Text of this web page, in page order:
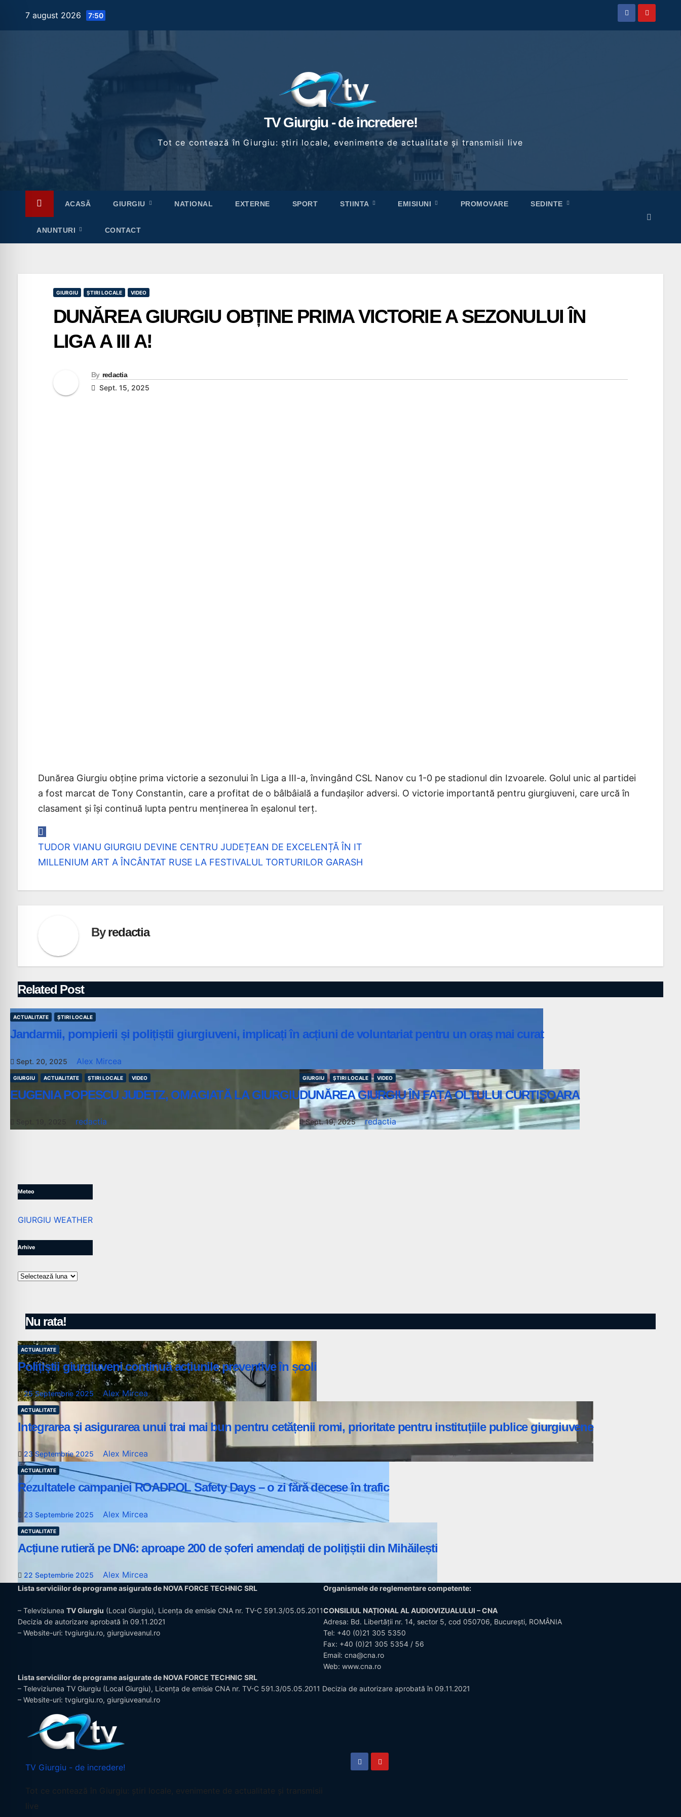
7 august 2026 7:50
TV Giurgiu - de incredere!
Tot ce contează în Giurgiu: știri locale, evenimente de actualitate și transmisii live
ACASĂ GIURGIU NATIONAL EXTERNE SPORT STIINTA EMISIUNI PROMOVARE SEDINTE
ANUNTURI CONTACT
GIURGIU ȘTIRI LOCALE VIDEO
DUNĂREA GIURGIU OBȚINE PRIMA VICTORIE A SEZONULUI ÎN
LIGA A III A!
By redactia
Sept. 15, 2025
Dunărea Giurgiu obține prima victorie a sezonului în Liga a III-a, învingând CSL Nanov cu 1-0 pe stadionul din Izvoarele. Golul unic al partidei
a fost marcat de Tony Constantin, care a profitat de o bâlbâială a fundașilor adversi. O victorie importantă pentru giurgiuveni, care urcă în
clasament și își continuă lupta pentru menținerea în eșalonul terț.
Navigare
articole
TUDOR VIANU GIURGIU DEVINE CENTRU JUDEȚEAN DE EXCELENȚĂ ÎN IT
MILLENIUM ART A ÎNCÂNTAT RUSE LA FESTIVALUL TORTURILOR GARASH
Byredactia
Related Post
ACTUALITATE ȘTIRI LOCALE
Jandarmii, pompierii și polițiștii giurgiuveni, implicați în acțiuni de voluntariat pentru un oraș mai curat
Sept. 20, 2025 Alex Mircea
GIURGIU ACTUALITATE ȘTIRI LOCALE VIDEO
EUGENIA POPESCU JUDETZ, OMAGIATĂ LA GIURGIU
Sept. 19, 2025 redactia
GIURGIU ȘTIRI LOCALE VIDEO
DUNĂREA GIURGIU ÎN FAȚA OLTULUI CURTIȘOARA
Sept. 19, 2025 redactia
Meteo
GIURGIU WEATHER
Arhive
Arhive
Nu rata!
ACTUALITATE
Polițiștii giurgiuveni continuă acțiunile preventive în școli
25 Septembrie 2025 Alex Mircea
ACTUALITATE
Integrarea și asigurarea unui trai mai bun pentru cetățenii romi, prioritate pentru instituțiile publice giurgiuvene
23 Septembrie 2025 Alex Mircea
ACTUALITATE
Rezultatele campaniei ROADPOL Safety Days – o zi fără decese în trafic
23 Septembrie 2025 Alex Mircea
ACTUALITATE
Acțiune rutieră pe DN6: aproape 200 de șoferi amendați de polițiștii din Mihăilești
22 Septembrie 2025 Alex Mircea
Lista serviciilor de programe asigurate de NOVA FORCE TECHNIC SRL
– Televiziunea TV Giurgiu (Local Giurgiu), Licența de emisie CNA nr. TV-C 591.3/05.05.2011
Decizia de autorizare aprobată în 09.11.2021
– Website-uri: tvgiurgiu.ro, giurgiuveanul.ro
Organismele de reglementare competente:
CONSILIUL NAȚIONAL AL AUDIOVIZUALULUI – CNA
Adresa: Bd. Libertății nr. 14, sector 5, cod 050706, București, ROMÂNIA
Tel: +40 (0)21 305 5350
Fax: +40 (0)21 305 5354 / 56
Email: cna@cna.ro
Web: www.cna.ro
Lista serviciilor de programe asigurate de NOVA FORCE TECHNIC SRL
– Televiziunea TV Giurgiu (Local Giurgiu), Licența de emisie CNA nr. TV-C 591.3/05.05.2011 Decizia de autorizare aprobată în 09.11.2021
– Website-uri: tvgiurgiu.ro, giurgiuveanul.ro
TV Giurgiu - de incredere!
Tot ce contează în Giurgiu: știri locale, evenimente de actualitate și transmisii
live